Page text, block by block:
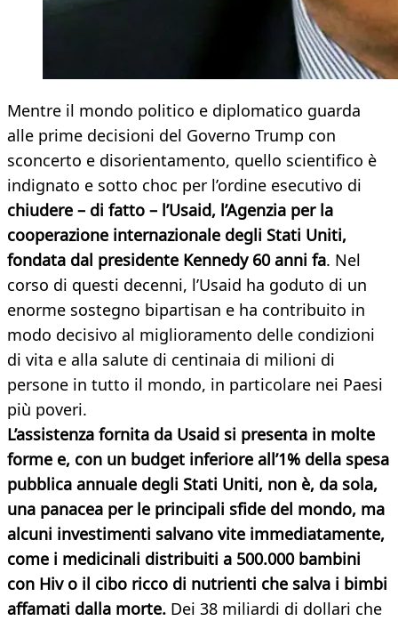
Mentre il mondo politico e diplomatico guarda
alle prime decisioni del Governo Trump con
sconcerto e disorientamento, quello scientifico è
indignato e sotto choc per l’ordine esecutivo di
chiudere – di fatto – l’Usaid, l’Agenzia per la
cooperazione internazionale degli Stati Uniti,
fondata dal presidente Kennedy 60 anni fa. Nel
corso di questi decenni, l’Usaid ha goduto di un
enorme sostegno bipartisan e ha contribuito in
modo decisivo al miglioramento delle condizioni
di vita e alla salute di centinaia di milioni di
persone in tutto il mondo, in particolare nei Paesi
più poveri.
L’assistenza fornita da Usaid si presenta in molte
forme e, con un budget inferiore all’1% della spesa
pubblica annuale degli Stati Uniti, non è, da sola,
una panacea per le principali sfide del mondo, ma
alcuni investimenti salvano vite immediatamente,
come i medicinali distribuiti a 500.000 bambini
con Hiv o il cibo ricco di nutrienti che salva i bimbi
affamati dalla morte. Dei 38 miliardi di dollari che